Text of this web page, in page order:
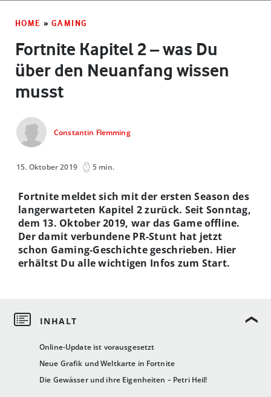
HOME » GAMING
Fortnite Kapitel 2 – was Du
über den Neuanfang wissen
musst
Constantin Flemming
15. Oktober 2019 5 min.
Online-Update ist vorausgesetzt
Neue Grafik und Weltkarte in Fortnite
Die Gewässer und ihre Eigenheiten – Petri Heil!
Fortnite meldet sich mit der ersten Season des
langerwarteten Kapitel 2 zurück. Seit Sonntag,
dem 13. Oktober 2019, war das Game offline.
Der damit verbundene PR-Stunt hat jetzt
schon Gaming-Geschichte geschrieben. Hier
erhältst Du alle wichtigen Infos zum Start.